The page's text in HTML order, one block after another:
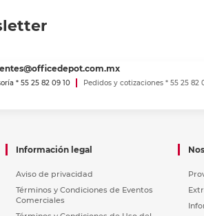
* 55 25 82 09 10
Pedidos y cotizaciones * 55 25 82
Información legal
Aviso de privacidad
Términos y Condiciones de Eventos
Comerciales